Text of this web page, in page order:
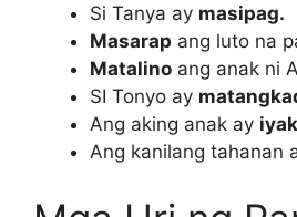
Si Tanya ay masipag.
Masarap ang luto na
Matalino ang anak ni
SI Tonyo ay
Ang aking anak ay
Ang kanilang tahanan